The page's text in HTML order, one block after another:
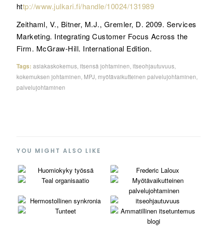
http://www.julkari.fi/handle/10024/131989
Zeithaml, V., Bitner, M.J., Gremler, D. 2009. Services
Marketing. Integrating Customer Focus Across the
Firm. McGraw-Hill. International Edition.
Tags: asiakaskokemus, itsensä johtaminen itseohjautuvuus,
kokemuksen johtaminen MPJ myötävaikutteinen palvelujohtaminen
palvelujohtaminen
YOU MIGHT ALSO LIKE